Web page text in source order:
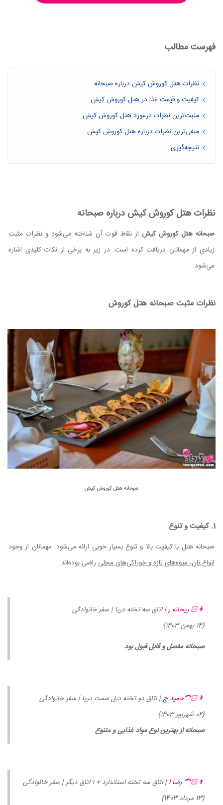
فهرست مطالب
نظرات هتل کوروش کیش درباره صبحانه
کیفیت و قیمت غذا در هتل کوروش کیش
مثبت‌ترین نظرات درمورد هتل کوروش کیش
منفی‌ترین نظرات درباره هتل کوروش کیش
نتیجه‌گیری
نظرات هتل کوروش کیش درباره صبحانه
صبحانه هتل کوروش کیش از نقاط قوت آن شناخته می‌شود و نظرات مثبت
زیادی از مهمانان دریافت کرده است. در زیر به برخی از نکات کلیدی اشاره
می‌شود.
نظرات مثبت صبحانه هتل کوروش
صبحانه هتل کوروش کیش
1. کیفیت و تنوع
صبحانه هتل با کیفیت بالا و تنوع بسیار خوبی ارائه می‌شود. مهمانان از وجود
انواع نان، میوه‌های تازه و خوراکی‌های محلی راضی بوده‌اند.
👩🏻 ریحانه ر| اتاق سه تخته دریا | سفر خانوادگی
{14 بهمن 1403}
صبحانه مفصل و قابل قبول بود
👨🏻‍🦱حمید ج| اتاق دو تخته دبل سمت دریا | سفر خانوادگی
{02 شهریور 1403}
صبحانه از بهترین نوع مواد غذایی و متنوع
👨🏻‍🦱 رضا ا| اتاق سه تخته استاندارد + 1 اتاق دیگر | سفر خانوادگی
{13 مرداد 1403}